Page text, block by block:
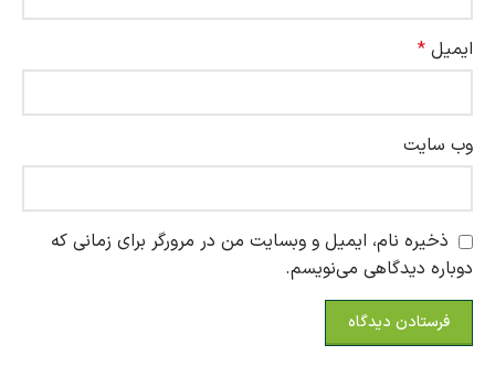
ایمیل *
وب‌ سایت
ذخیره نام، ایمیل و وبسایت من در مرورگر برای زمانی که
دوباره دیدگاهی می‌نویسم.